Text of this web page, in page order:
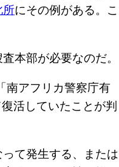
所にその例がある。こ
本部が必要なのだ。
南アフリカ警察庁有
活していたことが判
て発生する、または